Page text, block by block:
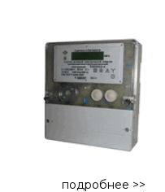
стальные
подробнее >>